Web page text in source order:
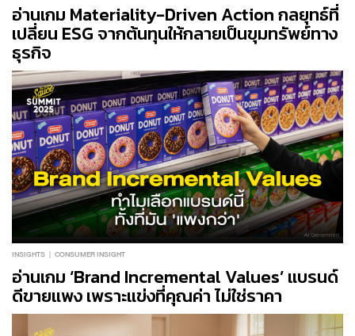
อ่านเกม Materiality-Driven Action กลยุทธ์ที่
เปลี่ยน ESG จากต้นทุนให้กลายเป็นขุมทรัพย์ทาง
ธุรกิจ
INSIGHTS CONSUMER INSIGHT
อ่านเกม ‘Brand Incremental Values’ แบรนด์
ดีขายแพง เพราะแข่งที่คุณค่า ไม่ใช่ราคา